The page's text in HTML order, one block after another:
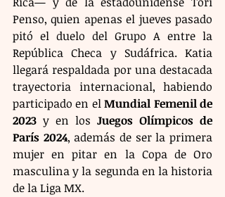
Penso, quien apenas el jueves pasado
pitó el duelo del Grupo A entre la
República Checa y Sudáfrica. Katia
llegará respaldada por una destacada
trayectoria internacional, habiendo
participado en el Mundial Femenil de
2023 y en los Juegos Olímpicos de
París 2024, además de ser la primera
mujer en pitar en la Copa de Oro
masculina y la segunda en la historia
de la Liga MX.